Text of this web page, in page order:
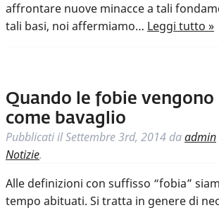
affrontare nuove minacce a tali
tali basi, noi affermiamo… Leggi tutto »
Quando le fobie vengono
come bavaglio
Pubblicati ilSettembre 3rd, 2014 daadmin
Notizie.
Alle definizioni con suffisso “fobia”
tempo abituati. Si tratta in genere di